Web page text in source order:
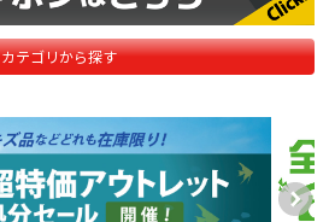
カテゴリから探す